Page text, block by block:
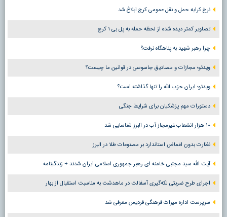
نرخ کرایه حمل و نقل عمومی کرج ابلاغ شد
تصاویر کمتر دیده شده از لحظه حمله به پل بی ۱ کرج
چرا رهبر شهید به پناهگاه نرفت؟
ویدئو؛ مجازات و مصادیق جاسوسی در قوانین ما چیست؟
ویدئو؛ ایران حزب الله را تنها گذاشته است؟
دستورات مهم پزشکیان برای شرایط جنگی
۱۰ هزار انشعاب غیرمجاز آب در البرز شناسایی شد
نظارت بدون اغماض استاندارد بر مصنوعات طلا در البرز
آیت الله سید مجتبی خامنه ای رهبر جمهوری اسلامی ایران شدند + زندگینامه
اجرای طرح ضربتی لکه‌گیری آسفالت در ماهدشت به مناسبت استقبال از بهار
سرپرست اداره میراث فرهنگی فردیس معرفی شد